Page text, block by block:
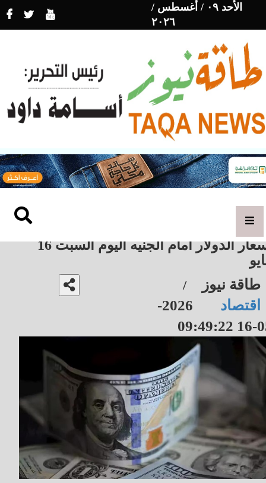
الأحد ٠٩ / أغسطس /
٢٠٢٦
أسعار الدولار أمام الجنيه اليوم السبت 16
طاقة نيوز /
اقتصاد
2026-
05-16